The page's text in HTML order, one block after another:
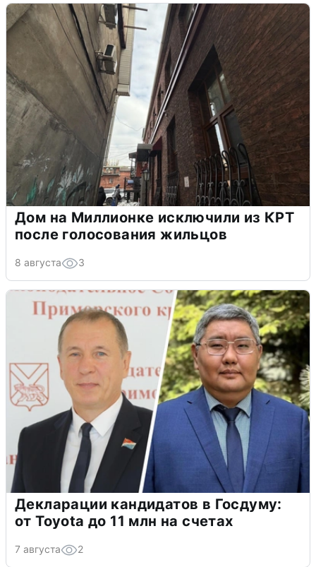
Дом на Миллионке исключили из КРТ
после голосования жильцов
8 августа 3
Декларации кандидатов в Госдуму:
от Toyota до 11 млн на счетах
7 августа 2